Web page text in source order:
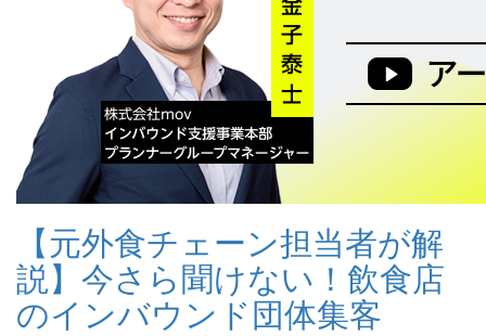
【元外食チェーン担当者が解
説】今さら聞けない！飲食店
のインバウンド団体集客